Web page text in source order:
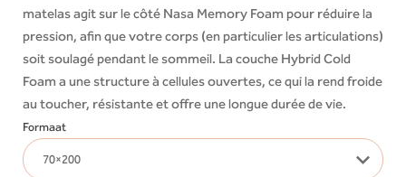
matelas agit sur le côté Nasa Memory Foam pour réduire la
pression, afin que votre corps (en particulier les articulations)
soit soulagé pendant le sommeil. La couche Hybrid Cold
Foam a une structure à cellules ouvertes, ce qui la rend froide
au toucher, résistante et offre une longue durée de vie.
Formaat